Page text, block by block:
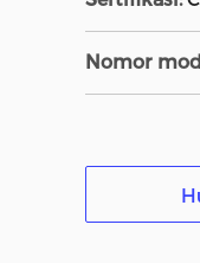
Nomor